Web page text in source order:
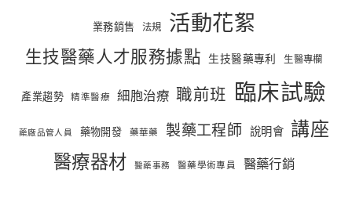
業務銷售 法規 活動花絮
生技醫藥人才服務據點 生技醫藥專利 生醫專欄
產業趨勢 精準醫療 細胞治療 職前班 臨床試驗
藥廠品管人員 藥物開發 藥華藥 製藥工程師 說明會 講座
醫療器材 醫藥事務 醫藥學術專員 醫藥行銷